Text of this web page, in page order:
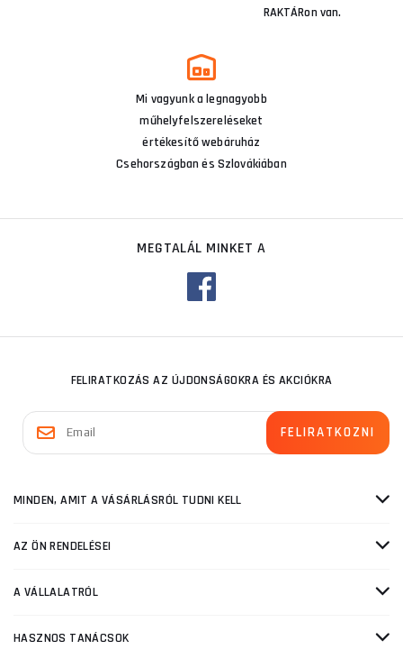
RAKTÁRon van.
Mi vagyunk a legnagyobb
műhelyfelszereléseket
értékesítő webáruház
Csehországban és Szlovákiában
MEGTALÁL MINKET A
FELIRATKOZÁS AZ ÚJDONSÁGOKRA ÉS AKCIÓKRA
MINDEN, AMIT A VÁSÁRLÁSRÓL TUDNI KELL
AZ ÖN RENDELÉSEI
A VÁLLALATRÓL
HASZNOS TANÁCSOK